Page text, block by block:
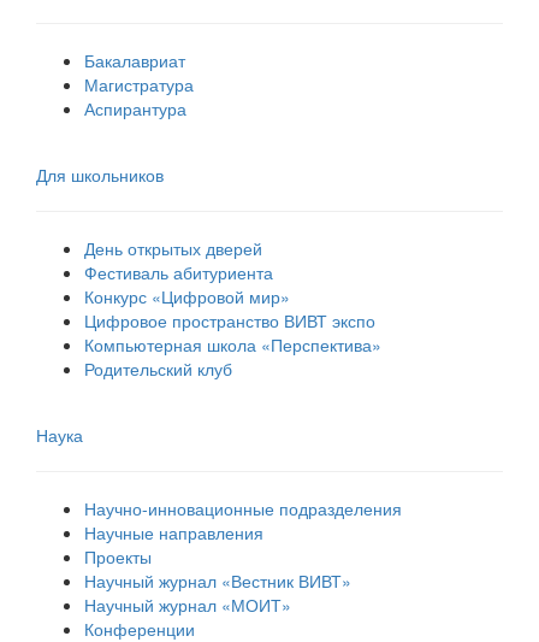
Бакалавриат
Магистратура
Аспирантура
Для школьников
День открытых дверей
Фестиваль абитуриента
Конкурс «Цифровой мир»
Цифровое пространство ВИВТ экспо
Компьютерная школа «Перспектива»
Родительский клуб
Наука
Научно-инновационные подразделения
Научные направления
Проекты
Научный журнал «Вестник ВИВТ»
Научный журнал «МОИТ»
Конференции